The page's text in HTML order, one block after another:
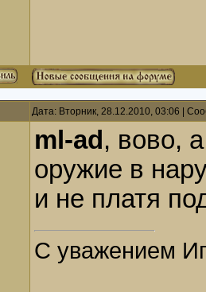
Дата: Вторник, 28.12.2010, 03:06 |
ml-ad , вово,
оружие в
и не платя
С уважением